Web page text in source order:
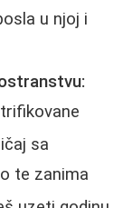
u njoj i
sa
te zanima